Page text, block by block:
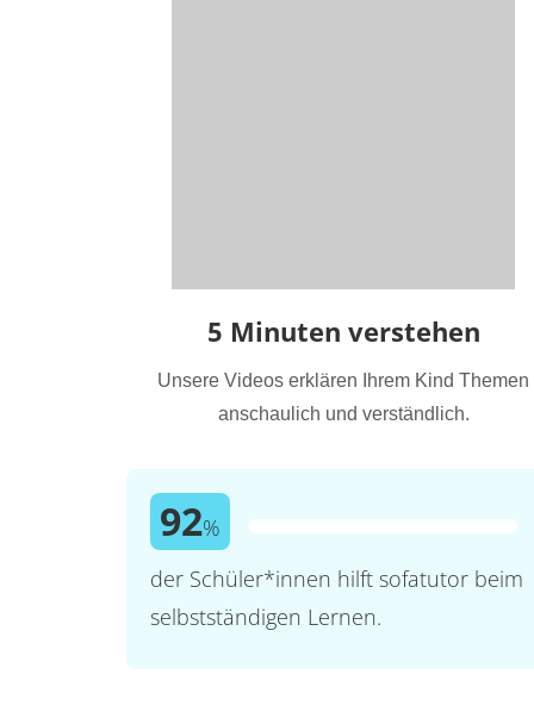
5 Minuten verstehen
Unsere Videos erklären Ihrem Kind Themen
anschaulich und verständlich.
92%
der Schüler*innen hilft sofatutor beim
selbstständigen Lernen.